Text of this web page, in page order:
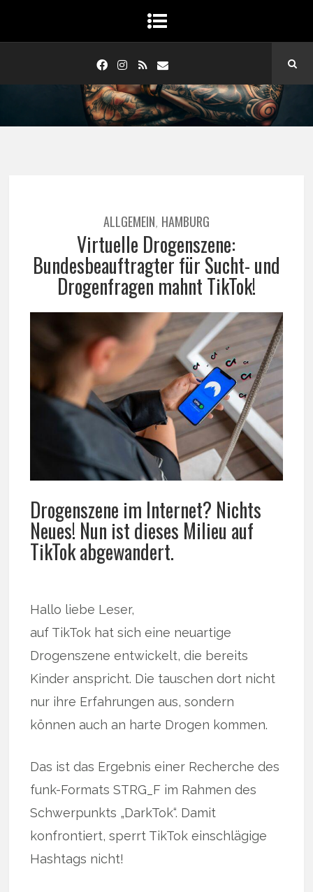
ALLGEMEIN, HAMBURG
Virtuelle Drogenszene:
Bundesbeauftragter für Sucht- und
Drogenfragen mahnt TikTok!
Drogenszene im Internet? Nichts
Neues! Nun ist dieses Milieu auf
TikTok abgewandert.
Hallo liebe Leser,
auf TikTok hat sich eine neuartige
Drogenszene entwickelt, die bereits
Kinder anspricht. Die tauschen dort nicht
nur ihre Erfahrungen aus, sondern
können auch an harte Drogen kommen.
Das ist das Ergebnis einer Recherche des
funk-Formats STRG_F im Rahmen des
Schwerpunkts „DarkTok“. Damit
konfrontiert, sperrt TikTok einschlägige
Hashtags nicht!